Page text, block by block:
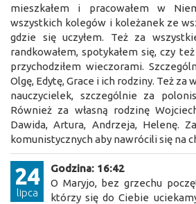
mieszkałem i pracowałem w
wszystkich kolegów i koleżanek ze
gdzie się uczyłem. Też za
randkowałem, spotykałem się, czy
przychodziłem wieczorami.
Olgę, Edytę, Grace i ich rodziny. Też za
nauczycielek, szczególnie za
Również za własną rodzinę
Dawida, Artura, Andrzeja, Helenę.
komunistycznych aby nawrócili się na
24
lipca
Godzina: 16:42
O Maryjo, bez grzechu
którzy się do Ciebie